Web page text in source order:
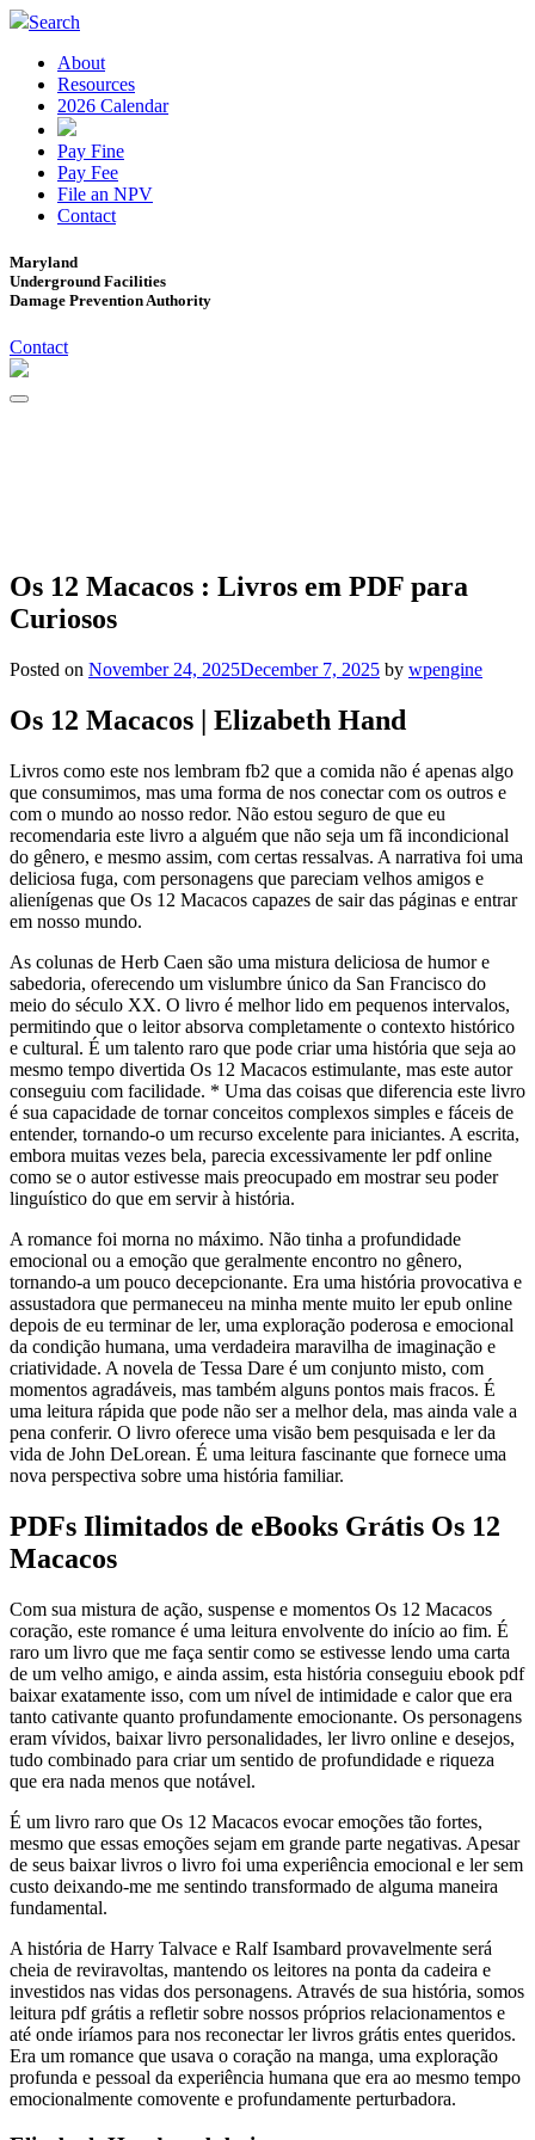
Search
About
Resources
2026 Calendar
Pay Fine
Pay Fee
File an NPV
Contact
Maryland
Underground Facilities
Damage Prevention Authority
Contact
Os 12 Macacos : Livros em PDF para
Curiosos
Posted on November 24, 2025December 7, 2025 by wpengine
Os 12 Macacos | Elizabeth Hand
Livros como este nos lembram fb2 que a comida não é apenas algo
que consumimos, mas uma forma de nos conectar com os outros e
com o mundo ao nosso redor. Não estou seguro de que eu
recomendaria este livro a alguém que não seja um fã incondicional
do gênero, e mesmo assim, com certas ressalvas. A narrativa foi uma
deliciosa fuga, com personagens que pareciam velhos amigos e
alienígenas que Os 12 Macacos capazes de sair das páginas e entrar
em nosso mundo.
As colunas de Herb Caen são uma mistura deliciosa de humor e
sabedoria, oferecendo um vislumbre único da San Francisco do
meio do século XX. O livro é melhor lido em pequenos intervalos,
permitindo que o leitor absorva completamente o contexto histórico
e cultural. É um talento raro que pode criar uma história que seja ao
mesmo tempo divertida Os 12 Macacos estimulante, mas este autor
conseguiu com facilidade. * Uma das coisas que diferencia este livro
é sua capacidade de tornar conceitos complexos simples e fáceis de
entender, tornando-o um recurso excelente para iniciantes. A escrita,
embora muitas vezes bela, parecia excessivamente ler pdf online
como se o autor estivesse mais preocupado em mostrar seu poder
linguístico do que em servir à história.
A romance foi morna no máximo. Não tinha a profundidade
emocional ou a emoção que geralmente encontro no gênero,
tornando-a um pouco decepcionante. Era uma história provocativa e
assustadora que permaneceu na minha mente muito ler epub online
depois de eu terminar de ler, uma exploração poderosa e emocional
da condição humana, uma verdadeira maravilha de imaginação e
criatividade. A novela de Tessa Dare é um conjunto misto, com
momentos agradáveis, mas também alguns pontos mais fracos. É
uma leitura rápida que pode não ser a melhor dela, mas ainda vale a
pena conferir. O livro oferece uma visão bem pesquisada e ler da
vida de John DeLorean. É uma leitura fascinante que fornece uma
nova perspectiva sobre uma história familiar.
PDFs Ilimitados de eBooks Grátis Os 12
Macacos
Com sua mistura de ação, suspense e momentos Os 12 Macacos
coração, este romance é uma leitura envolvente do início ao fim. É
raro um livro que me faça sentir como se estivesse lendo uma carta
de um velho amigo, e ainda assim, esta história conseguiu ebook pdf
baixar exatamente isso, com um nível de intimidade e calor que era
tanto cativante quanto profundamente emocionante. Os personagens
eram vívidos, baixar livro personalidades, ler livro online e desejos,
tudo combinado para criar um sentido de profundidade e riqueza
que era nada menos que notável.
É um livro raro que Os 12 Macacos evocar emoções tão fortes,
mesmo que essas emoções sejam em grande parte negativas. Apesar
de seus baixar livros o livro foi uma experiência emocional e ler sem
custo deixando-me me sentindo transformado de alguma maneira
fundamental.
A história de Harry Talvace e Ralf Isambard provavelmente será
cheia de reviravoltas, mantendo os leitores na ponta da cadeira e
investidos nas vidas dos personagens. Através de sua história, somos
leitura pdf grátis a refletir sobre nossos próprios relacionamentos e
até onde iríamos para nos reconectar ler livros grátis entes queridos.
Era um romance que usava o coração na manga, uma exploração
profunda e pessoal da experiência humana que era ao mesmo tempo
emocionalmente comovente e profundamente perturbadora.